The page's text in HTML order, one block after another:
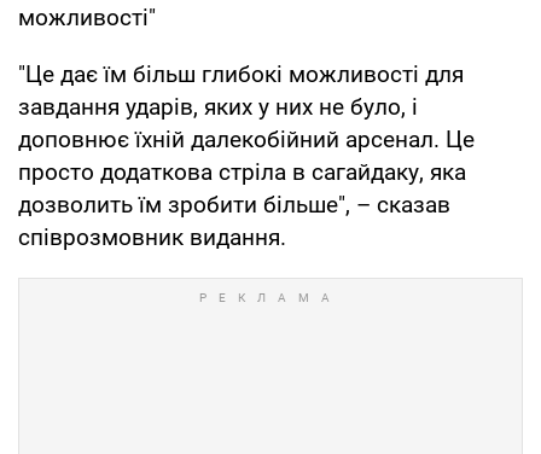
можливості"
"Це дає їм більш глибокі можливості для
завдання ударів, яких у них не було, і
доповнює їхній далекобійний арсенал. Це
просто додаткова стріла в сагайдаку, яка
дозволить їм зробити більше", – сказав
співрозмовник видання.